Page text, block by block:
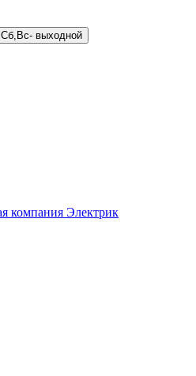
Пн-Пт с 09:00 до 18:00, Сб,Вс- выходной